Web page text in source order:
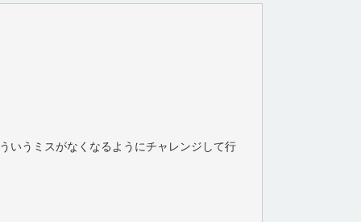
いうミスがなくなるようにチャレンジして行